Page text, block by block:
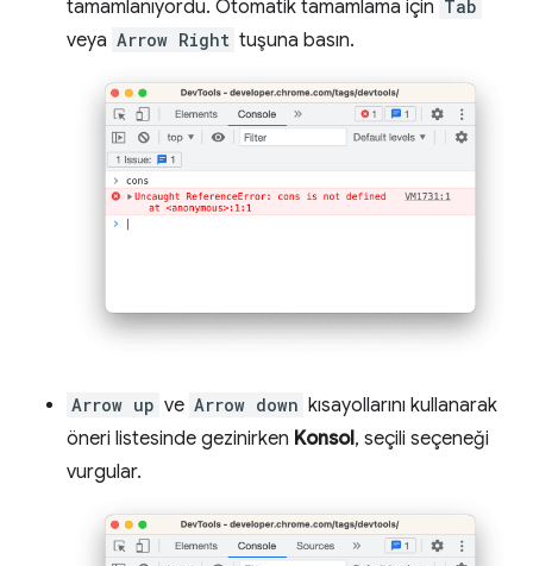
tamamlanıyordu. Otomatik tamamlama için Tab
veya Arrow Right tuşuna basın.
Arrow up ve Arrow down kısayollarını kullanarak
öneri listesinde gezinirken Konsol, seçili seçeneği
vurgular.